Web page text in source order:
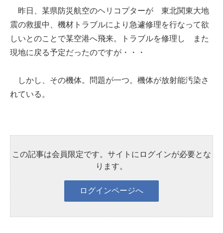
昨日、某県防災航空のヘリコプターが 東北関東大地
震の救援中、機材トラブルにより急遽修理を行なって欲
しいとのことで某空港へ飛来。トラブルを修理し また
現地に戻る予定だったのですが・・・
しかし、その機体。問題が一つ。機体が放射能汚染さ
れている。
この記事は会員限定です。サイトにログインが必要とな
ります。